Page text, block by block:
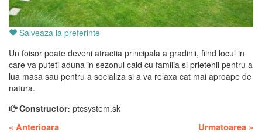
Salveaza la preferinte
Un foisor poate deveni atractia principala a gradinii, fiind locul in
care va puteti aduna in sezonul cald cu familia si prietenii pentru a
lua masa sau pentru a socializa si a va relaxa cat mai aproape de
natura.
Constructor: ptcsystem.sk
« Anterioara Urmatoarea »